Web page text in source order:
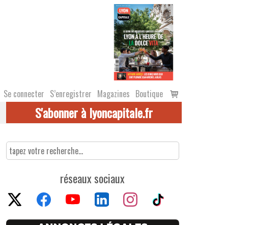
Se connecter S’enregistrer Magazines Boutique
Voir
le
S'abonner à lyoncapitale.fr
réseaux sociaux